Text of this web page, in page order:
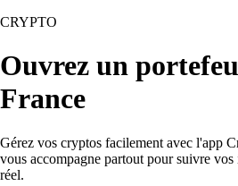
CRYPTO
Ouvrez un
France
Gérez vos cryptos facilement avec l'app
vous accompagne partout pour suivre vos
réel.